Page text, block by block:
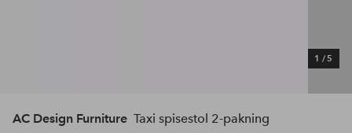
1 /5
AC Design Furniture Taxi spisestol 2-pakning